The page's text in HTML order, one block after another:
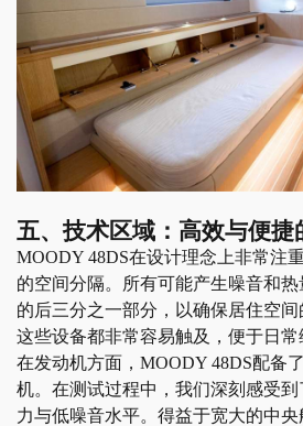
五、技术区域：高效与便捷
MOODY 48DS在设计理念上非常注
的空间分隔。所有可能产生噪音和
的后三分之一部分，以确保居住空间
这些设备都非常容易触及，便于日常
在发动机方面， MOODY 48DS配备
机。在测试过程中，我们深刻感受
力与低噪音水平。得益于宽大的中